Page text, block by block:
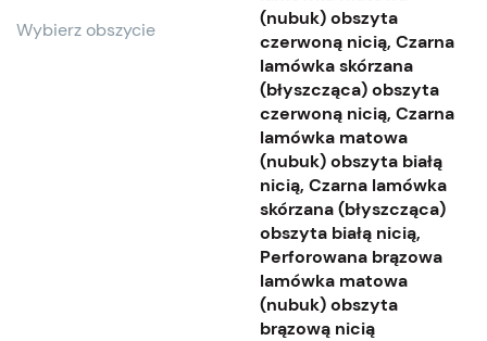
Wybierz obszycie
(nubuk) obszyta
czerwoną nicią, Czarna
lamówka skórzana
(błyszcząca) obszyta
czerwoną nicią, Czarna
lamówka matowa
(nubuk) obszyta białą
nicią, Czarna lamówka
skórzana (błyszcząca)
obszyta białą nicią,
Perforowana brązowa
lamówka matowa
(nubuk) obszyta
brązową nicią